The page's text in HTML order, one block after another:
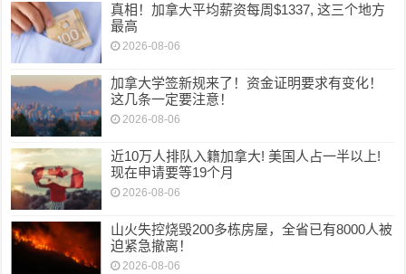
真相！加拿大平均薪资每周$1337, 这三个地方
最高
2026-08-06
加拿大学签新规来了！资金证明要求有变化！
这几条一定要注意！
2026-08-06
近10万人排队入籍加拿大! 美国人占一半以上!
现在申请要等19个月
2026-08-06
山火失控烧毁200多栋房屋，全省已有8000人被
迫紧急撤离！
2026-08-06